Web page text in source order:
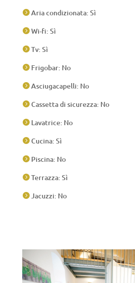
Aria condizionata: Sì
Wi-fi: Sì
Tv: Sì
Frigobar: No
Asciugacapelli: No
Cassetta di sicurezza: No
Lavatrice: No
Cucina: Sì
Piscina: No
Terrazza: Sì
Jacuzzi: No